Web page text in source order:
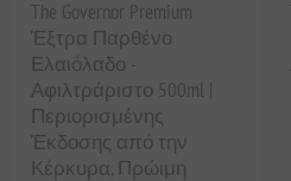
The Governor Premium
Έξτρα Παρθένο
Ελαιόλαδο -
Αφιλτράριστο 500ml |
Περιορισμένης
Έκδοσης από την
Κέρκυρα, Πρώιμη